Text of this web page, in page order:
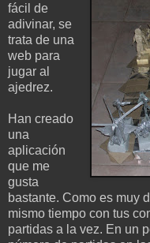
fácil de
adivinar, se
trata de una
web para
jugar al
ajedrez.
Han creado
una
aplicación
que me
gusta
bastante. Como es muy
mismo tiempo con tus
partidas a la vez. En un